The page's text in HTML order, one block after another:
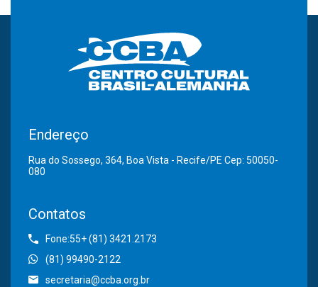
Endereço
Rua do Sossego, 364, Boa Vista - Recife/PE Cep: 50050-
080
Contatos
Fone:55+ (81) 3421.2173
(81) 99490-2122
secretaria@ccba.org.br